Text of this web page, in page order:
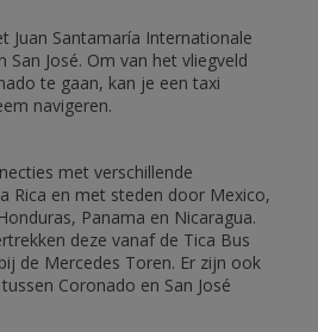
Juan Santamaría Internationale
San José. Om van het vliegveld
te gaan, kan je een taxi
navigeren.
met verschillende
Rica en met steden door Mexico,
Panama en Nicaragua.
deze vanaf de Tica Bus
de Mercedes Toren. Er zijn ook
Coronado en San José